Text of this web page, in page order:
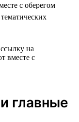
с оберегом
главные